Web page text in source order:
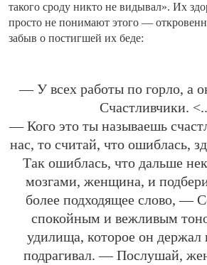
такого сроду никто не видывал». Их
просто не понимают этого —
забыв о постигшей их беде:
— У всех работы по горло, а
Счастливчики.
— Кого это ты называешь
нас, то считай, что ошиблась,
Так ошиблась, что дальше
мозгами, женщина, и
более подходящее слово, —
спокойным и вежливым
удилища, которое он держал
подрагивал. — Послушай,